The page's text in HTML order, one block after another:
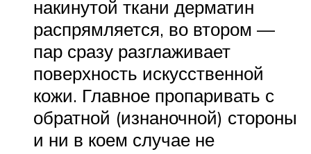
накинутой ткани дерматин
распрямляется, во втором —
пар сразу разглаживает
поверхность искусственной
кожи. Главное пропаривать с
обратной (изнаночной) стороны
и ни в коем случае не